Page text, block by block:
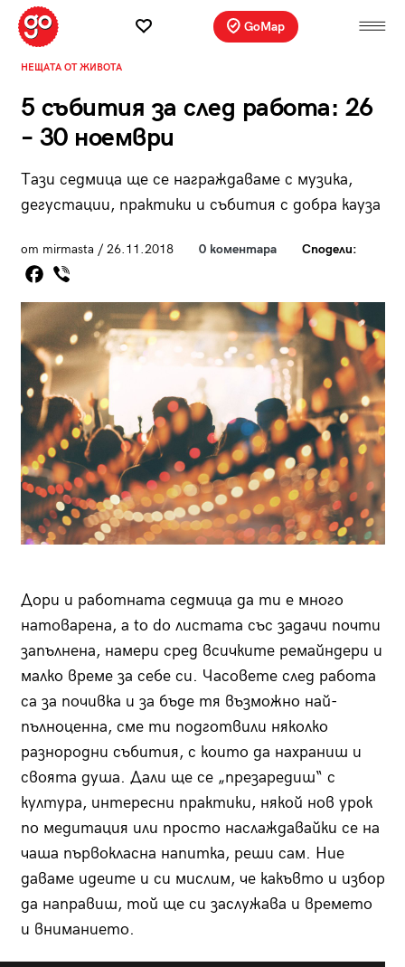
GoMap
НЕЩАТА ОТ ЖИВОТА
5 събития за след работа: 26
– 30 ноември
Тази седмица ще се награждаваме с музика,
дегустации, практики и събития с добра кауза
от mirmasta / 26.11.2018 0 коментара Сподели:
Дори и работната седмица да ти е много
натоварена, а to do листата със задачи почти
запълнена, намери сред всичките ремайндери и
малко време за себе си. Часовете след работа
са за почивка и за бъде тя възможно най-
пълноценна, сме ти подготвили няколко
разнородни събития, с които да нахраниш и
своята душа. Дали ще се „презаредиш“ с
култура, интересни практики, някой нов урок
по медитация или просто наслаждавайки се на
чаша първокласна напитка, реши сам. Ние
даваме идеите и си мислим, че какъвто и избор
да направиш, той ще си заслужава и времето
и вниманието.